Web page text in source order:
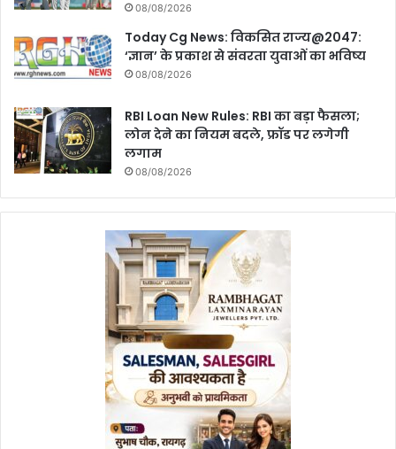
08/08/2026
Today Cg News: विकसित राज्य@2047:
‘ज्ञान’ के प्रकाश से संवरता युवाओं का भविष्य
08/08/2026
RBI Loan New Rules: RBI का बड़ा फैसला;
लोन देने का न‍ियम बदले, फ्रॉड पर लगेगी
लगाम
08/08/2026